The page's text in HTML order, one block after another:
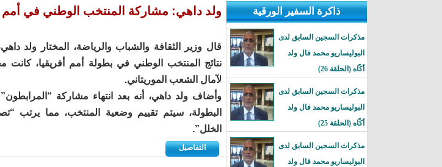
ذاكرة السفير الورقية
مذكرات السجين السابق لدى
البوليساريو محمد فال ولد
أكًاه (الحلقة 26)
مذكرات السجين السابق لدى
البوليساريو محمد فال ولد
أكًاه (الحلقة 25)
مذكرات السجين السابق لدى
البوليساريو محمد فال ولد
ولد داهي: مشاركة المنتخب الوطني في أمم
قال وزير الثقافة والشباب والرياضة، المختار ولد
نتائج المنتخب الوطني في بطولة أمم أفريقيا، كانت
لآمال الشعب الموريتاني.
وأضاف ولد داهي، أنه بعد انتهاء مشاركة
البطولة، سيتم تقييم وضعية المنتخب، مما يرتب
الخلل”.
التفاصيل